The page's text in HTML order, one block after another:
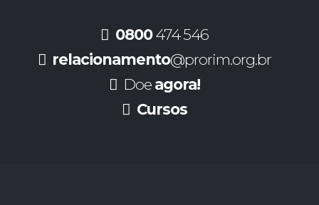
0800474 546
relacionamento@prorim.org.br
Doe agora!
Cursos